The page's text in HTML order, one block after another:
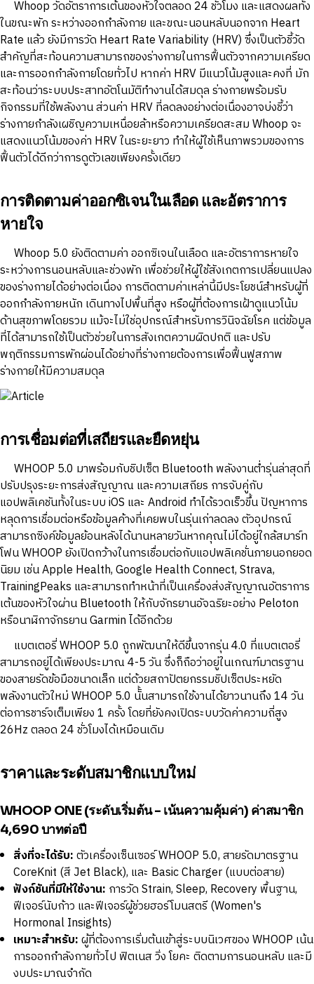
Whoop วัดอัตราการเต้นของหัวใจตลอด 24 ชั่วโมง และแสดงผลทั้ง
ในขณะพัก ระหว่างออกกำลังกาย และขณะนอนหลับนอกจาก Heart
Rate แล้ว ยังมีการวัด Heart Rate Variability (HRV) ซึ่งเป็นตัวชี้วัด
สำคัญที่สะท้อนความสามารถของร่างกายในการฟื้นตัวจากความเครียด
และการออกกำลังกายโดยทั่วไป หากค่า HRV มีแนวโน้มสูงและคงที่ มัก
สะท้อนว่าระบบประสาทอัตโนมัติทำงานได้สมดุล ร่างกายพร้อมรับ
กิจกรรมที่ใช้พลังงาน ส่วนค่า HRV ที่ลดลงอย่างต่อเนื่องอาจบ่งชี้ว่า
ร่างกายกำลังเผชิญความเหนื่อยล้าหรือความเครียดสะสม Whoop จะ
แสดงแนวโน้มของค่า HRV ในระยะยาว ทำให้ผู้ใช้เห็นภาพรวมของการ
ฟื้นตัวได้ดีกว่าการดูตัวเลขเพียงครั้งเดียว
การติดตามค่าออกซิเจนในเลือด และอัตราการ
หายใจ
Whoop 5.0 ยังติดตามค่า ออกซิเจนในเลือด และอัตราการหายใจ
ระหว่างการนอนหลับและช่วงพัก เพื่อช่วยให้ผู้ใช้สังเกตการเปลี่ยนแปลง
ของร่างกายได้อย่างต่อเนื่อง การติดตามค่าเหล่านี้มีประโยชน์สำหรับผู้ที่
ออกกำลังกายหนัก เดินทางไปพื้นที่สูง หรือผู้ที่ต้องการเฝ้าดูแนวโน้ม
ด้านสุขภาพโดยรวม แม้จะไม่ใช่อุปกรณ์สำหรับการวินิจฉัยโรค แต่ข้อมูล
ที่ได้สามารถใช้เป็นตัวช่วยในการสังเกตความผิดปกติ และปรับ
พฤติกรรมการพักผ่อนได้อย่างที่ร่างกายต้องการเพื่อฟื้นฟูสภาพ
ร่างกายให้มีความสมดุล
การเชื่อมต่อที่เสถียรและยืดหยุ่น
WHOOP 5.0 มาพร้อมกับชิปเซ็ต Bluetooth พลังงานต่ำรุ่นล่าสุดที่
ปรับปรุงระยะการส่งสัญญาณ และความเสถียร การจับคู่กับ
แอปพลิเคชันทั้งในระบบ iOS และ Android ทำได้รวดเร็วขึ้น ปัญหาการ
หลุดการเชื่อมต่อหรือข้อมูลค้างที่เคยพบในรุ่นเก่าลดลง ตัวอุปกรณ์
สามารถซิงค์ข้อมูลย้อนหลังได้นานหลายวันหากคุณไม่ได้อยู่ใกล้สมาร์ท
โฟน WHOOP ยังเปิดกว้างในการเชื่อมต่อกับแอปพลิเคชั่นภายนอกยอด
นิยม เช่น Apple Health, Google Health Connect, Strava,
TrainingPeaks และสามารถทำหน้าที่เป็นเครื่องส่งสัญญาณอัตราการ
เต้นของหัวใจผ่าน Bluetooth ให้กับจักรยานอัจฉริยะอย่าง Peloton
หรือนาฬิกาจักรยาน Garmin ได้อีกด้วย
แบตเตอรี่ WHOOP 5.0 ถูกพัฒนาให้ดีขึ้นจากรุ่น 4.0 ที่แบตเตอรี่
สามารถอยู่ได้เพียงประมาณ 4-5 วัน ซึ่งก็ถือว่าอยู่ในเกณฑ์มาตรฐาน
ของสายรัดข้อมือขนาดเล็ก แต่ด้วยสถาปัตยกรรมชิปเซ็ตประหยัด
พลังงานตัวใหม่ WHOOP 5.0 นัั้นสามารถใช้งานได้ยาวนานถึง 14 วัน
ต่อการชาร์จเต็มเพียง 1 ครั้ง โดยที่ยังคงเปิดระบบวัดค่าความถี่สูง
26Hz ตลอด 24 ชั่วโมงได้เหมือนเดิม
ราคาและระดับสมาชิกแบบใหม่
WHOOP ONE (ระดับเริ่มต้น - เน้นความคุ้มค่า) ค่าสมาชิก
4,690 บาทต่อปี
สิ่งที่จะได้รับ:ตัวเครื่องเซ็นเซอร์ WHOOP 5.0, สายรัดมาตรฐาน
CoreKnit (สี Jet Black), และ Basic Charger (แบบต่อสาย)
ฟังก์ชันที่มีให้ใช้งาน: การวัด Strain, Sleep, Recovery พื้นฐาน,
ฟีเจอร์นับก้าว และฟีเจอร์ผู้ช่วยฮอร์โมนสตรี (Women's
Hormonal Insights)
เหมาะสำหรับ:ผู้ที่ต้องการเริ่มต้นเข้าสู่ระบบนิเวศของ WHOOP เน้น
การออกกำลังกายทั่วไป ฟิตเนส วิ่ง โยคะ ติดตามการนอนหลับ และมี
งบประมาณจำกัด